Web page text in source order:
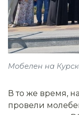
Мобелен на
В то же время,
провели